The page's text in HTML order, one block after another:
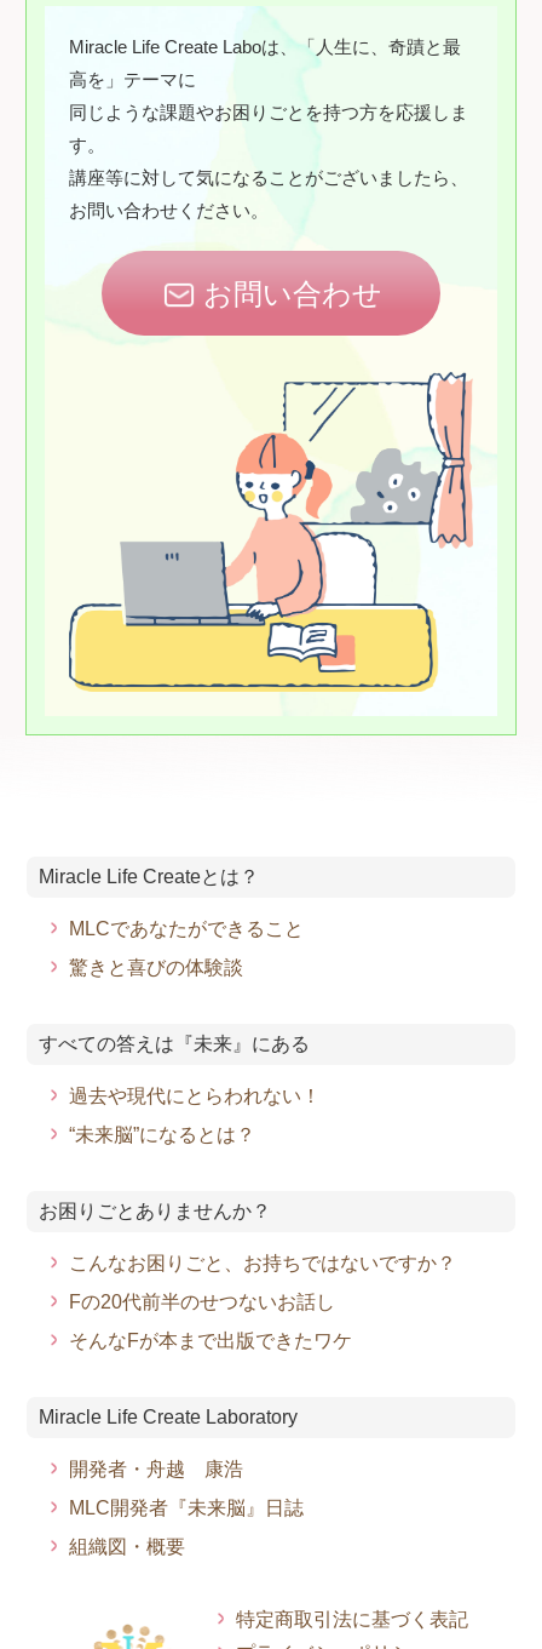
Miracle Life Create Laboは、「人生に、奇蹟と最
高を」テーマに
同じような課題やお困りごとを持つ方を応援しま
す。
講座等に対して気になることがございましたら、
お問い合わせください。
お問い合わせ
特定商取引法に基づく表記
Miracle Life Createとは？
MLCであなたができること
驚きと喜びの体験談
すべての答えは『未来』にある
過去や現代にとらわれない！
“未来脳”になるとは？
お困りごとありませんか？
こんなお困りごと、お持ちではないですか？
Fの20代前半のせつないお話し
そんなFが本まで出版できたワケ
Miracle Life Create Laboratory
開発者・舟越 康浩
MLC開発者『未来脳』日誌
組織図・概要